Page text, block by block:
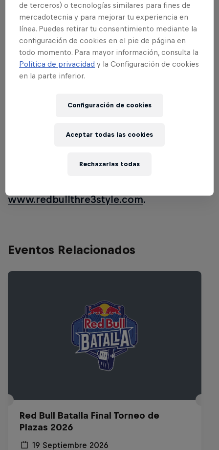
DIRECTO desde Tokio, así que no tienes
excusa para perderte lo más
emocionante de esta competición.
Podrás disfrutar de actuaciones
especiales de la mano de DJ Nu Mark,
Karve, Hedspin y muchos otros. Además,
www.redbullthre3style.com.
Eventos Relacionados
Red Bull Batalla Final Torneo de
Plazas 2026
19 Septiembre 2026
de terceros) o tecnologías similares para fines de
mercadotecnia y para mejorar tu experiencia en
línea. Puedes retirar tu consentimiento mediante la
configuración de cookies en el pie de página en
todo momento. Para mayor información, consulta la
Política de privacidad y la Configuración de cookies
en la parte inferior.
Configuración de cookies
Rechazarlas todas
Aceptar todas las cookies